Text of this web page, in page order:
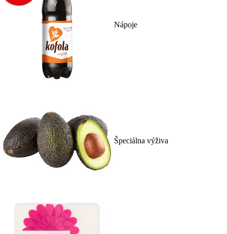
Nápoje
Špeciálna výživa